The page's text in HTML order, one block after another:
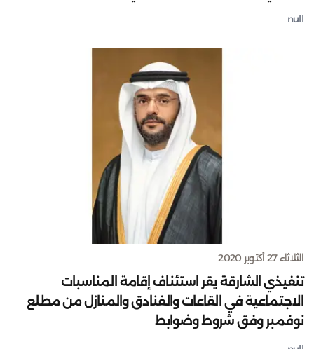
null
الثلاثاء 27 أكتوبر 2020
تنفيذي الشارقة يقر استئناف إقامة المناسبات
الاجتماعية في القاعات والفنادق والمنازل من مطلع
نوفمبر وفق شروط وضوابط